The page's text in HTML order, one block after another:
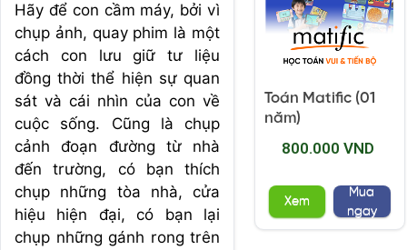
Hãy để con cầm máy, bởi vì
chụp ảnh, quay phim là một
cách con lưu giữ tư liệu
đồng thời thể hiện sự quan
sát và cái nhìn của con về
cuộc sống. Cũng là chụp
cảnh đoạn đường từ nhà
đến trường, có bạn thích
chụp những tòa nhà, cửa
hiệu hiện đại, có bạn lại
chụp những gánh rong trên
Toán Matific (01
năm)
800.000 VND
Xem
Mua
ngay